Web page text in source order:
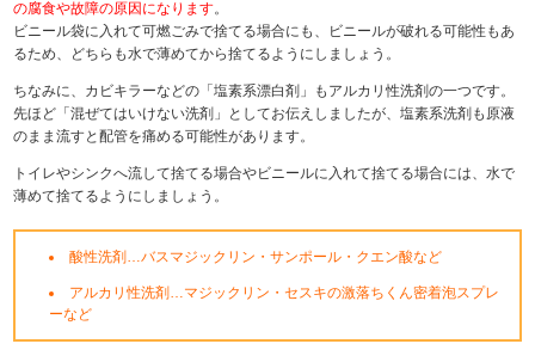
の腐食や故障の原因になります。
ビニール袋に入れて可燃ごみで捨てる場合にも、ビニールが破れる可能性もあ
るため、どちらも水で薄めてから捨てるようにしましょう。
ちなみに、カビキラーなどの「塩素系漂白剤」もアルカリ性洗剤の一つです。
先ほど「混ぜてはいけない洗剤」としてお伝えしましたが、塩素系洗剤も原液
のまま流すと配管を痛める可能性があります。
トイレやシンクへ流して捨てる場合やビニールに入れて捨てる場合には、水で
薄めて捨てるようにしましょう。
酸性洗剤…バスマジックリン・サンポール・クエン酸など
アルカリ性洗剤…マジックリン・セスキの激落ちくん密着泡スプレ
ーなど